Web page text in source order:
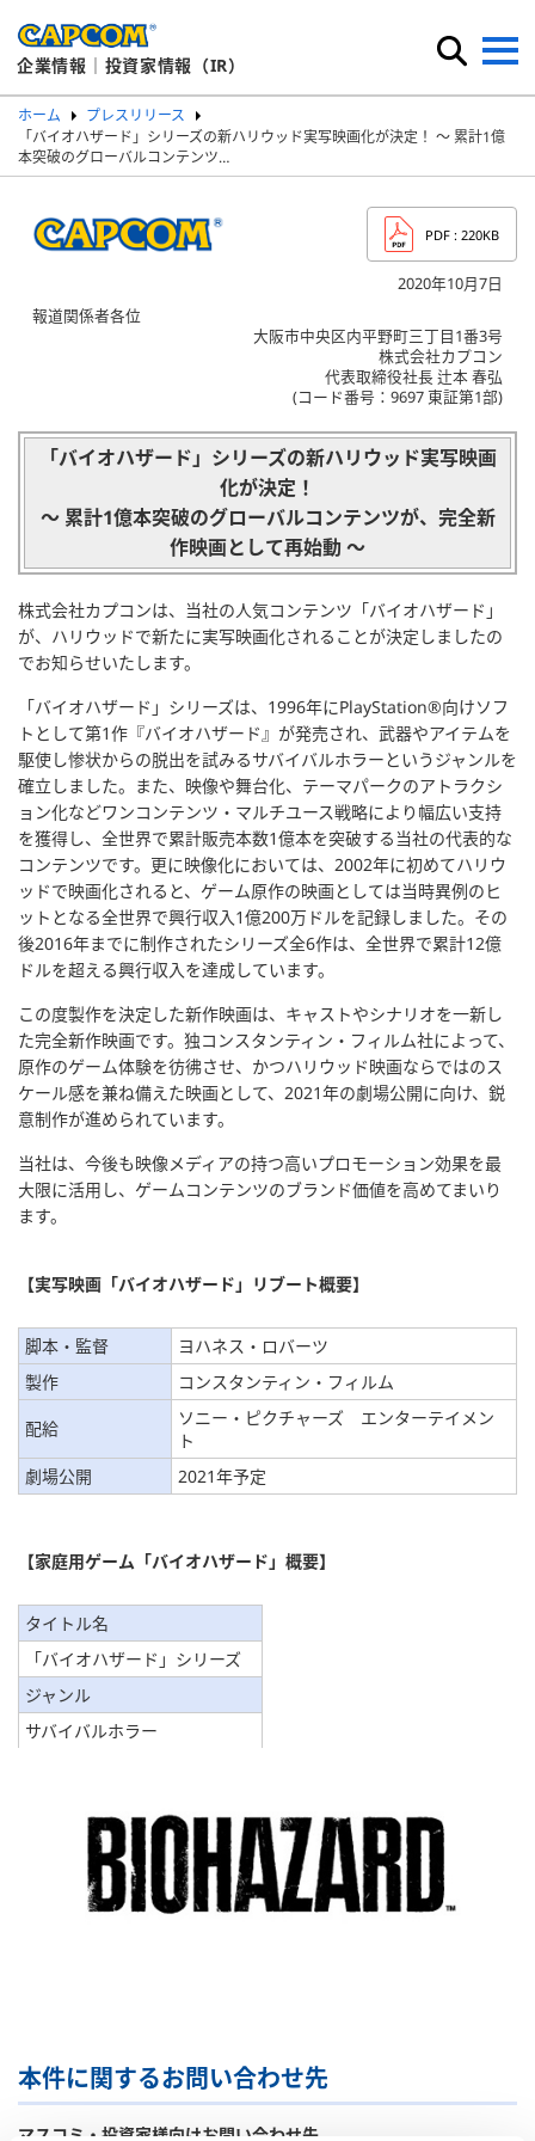
企業情報｜投資家情報（IR）
ホーム
プレスリリース
「バイオハザード」シリーズの新ハリウッド実写映画化が決定！ ～ 累計1億
本突破のグローバルコンテンツ…
PDF : 220KB
2020年10月7日
報道関係者各位
大阪市中央区内平野町三丁目1番3号
株式会社カプコン
代表取締役社長 辻本 春弘
(コード番号：9697 東証第1部)
「バイオハザード」シリーズの新ハリウッド実写映画
化が決定！
～ 累計1億本突破のグローバルコンテンツが、完全新
作映画として再始動 〜
株式会社カプコンは、当社の人気コンテンツ「バイオハザード」
が、ハリウッドで新たに実写映画化されることが決定しましたの
でお知らせいたします。
「バイオハザード」シリーズは、1996年にPlayStation®向けソフ
トとして第1作『バイオハザード』が発売され、武器やアイテムを
駆使し惨状からの脱出を試みるサバイバルホラーというジャンルを
確立しました。また、映像や舞台化、テーマパークのアトラクシ
ョン化などワンコンテンツ・マルチユース戦略により幅広い支持
を獲得し、全世界で累計販売本数1億本を突破する当社の代表的な
コンテンツです。更に映像化においては、2002年に初めてハリウ
ッドで映画化されると、ゲーム原作の映画としては当時異例のヒ
ットとなる全世界で興行収入1億200万ドルを記録しました。その
後2016年までに制作されたシリーズ全6作は、全世界で累計12億
ドルを超える興行収入を達成しています。
この度製作を決定した新作映画は、キャストやシナリオを一新し
た完全新作映画です。独コンスタンティン・フィルム社によって、
原作のゲーム体験を彷彿させ、かつハリウッド映画ならではのス
ケール感を兼ね備えた映画として、2021年の劇場公開に向け、鋭
意制作が進められています。
当社は、今後も映像メディアの持つ高いプロモーション効果を最
大限に活用し、ゲームコンテンツのブランド価値を高めてまいり
ます。
【実写映画「バイオハザード」リブート概要】
脚本・監督
ヨハネス・ロバーツ
製作
コンスタンティン・フィルム
配給
ソニー・ピクチャーズ エンターテイメン
ト
劇場公開
2021年予定
【家庭用ゲーム「バイオハザード」概要】
タイトル名
「バイオハザード」シリーズ
ジャンル
サバイバルホラー
本件に関するお問い合わせ先
マスコミ・投資家様向けお問い合わせ先